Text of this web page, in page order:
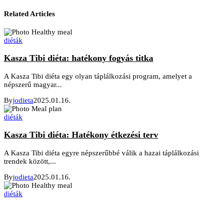
Related Articles
diéták
Kasza Tibi diéta: hatékony fogyás titka
A Kasza Tibi diéta egy olyan táplálkozási program, amelyet a
népszerű magyar...
Byjodieta2025.01.16.
diéták
Kasza Tibi diéta: Hatékony étkezési terv
A Kasza Tibi diéta egyre népszerűbbé válik a hazai táplálkozási
trendek között,...
Byjodieta2025.01.16.
diéták